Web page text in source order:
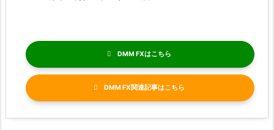
DMM FX
DMM FX関連記事